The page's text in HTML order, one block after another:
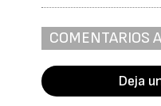
COMENTARIOS
Deja